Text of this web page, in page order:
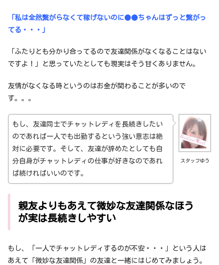
「私は全然繋がらなくて稼げないのに●●ちゃんはずっと繋がっ
てる・・・」
「ふたりとも分かり合ってるので友達関係がなくなることはない
ですよ！」と思っていたとしても現実はそう甘くありません。
友情がなくなる時というのはお金が関わることが多いので
す。。。
スタッフゆう
もし、友達同士でチャットレディを長続きしたい
のであれば一人でも出勤するという強い意志は絶
対に必要です。そして、友達が辞めたとしても自
分自身がチャットレディの仕事が好きなのであれ
ば続ければいいのです。
親友よりもあえて微妙な友達関係なほう
が実は長続きしやすい
もし、「一人でチャットレディするのが不安・・・」という人は
あえて「微妙な友達関係」の友達と一緒にはじめてみましょう。